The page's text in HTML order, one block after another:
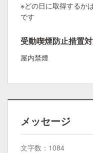
※どの日に取得するか
です
受動喫煙防止措置
屋内禁煙
メッセージ
文字数：1084